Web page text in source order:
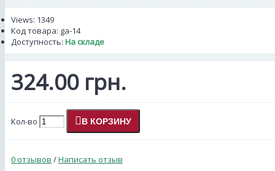
Views: 1349
Код товара: ga-14
Доступность: На складе
324.00 грн.
Кол-во В КОРЗИНУ
0 отзывов /Написать отзыв